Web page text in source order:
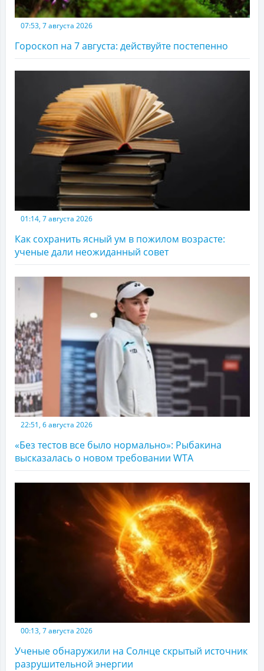
07:53, 7 августа 2026
Гороскоп на 7 августа: действуйте постепенно
01:14, 7 августа 2026
Как сохранить ясный ум в пожилом возрасте:
ученые дали неожиданный совет
22:51, 6 августа 2026
«Без тестов все было нормально»: Рыбакина
высказалась о новом требовании WTA
00:13, 7 августа 2026
Ученые обнаружили на Солнце скрытый источник
разрушительной энергии